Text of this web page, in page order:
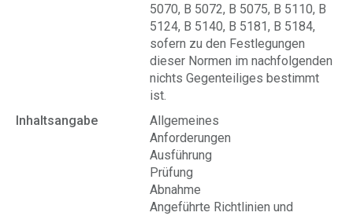
5070, B 5072, B 5075, B 5110, B
5124, B 5140, B 5181, B 5184,
sofern zu den Festlegungen
dieser Normen im nachfolgenden
nichts Gegenteiliges bestimmt
ist.
Inhaltsangabe
Allgemeines
Anforderungen
Ausführung
Prüfung
Abnahme
Angeführte Richtlinien und